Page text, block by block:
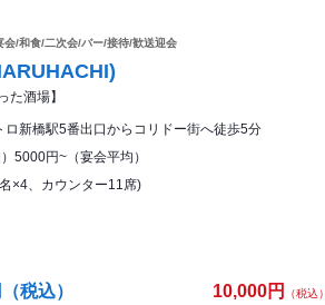
/和食/二次会/バー/接待/歓送迎会
た酒場】
新橋駅5番出口からコリドー街へ徒歩5分
5000円~（宴会平均）
×4、カウンター11席)
10,000円 （税込）
税込）